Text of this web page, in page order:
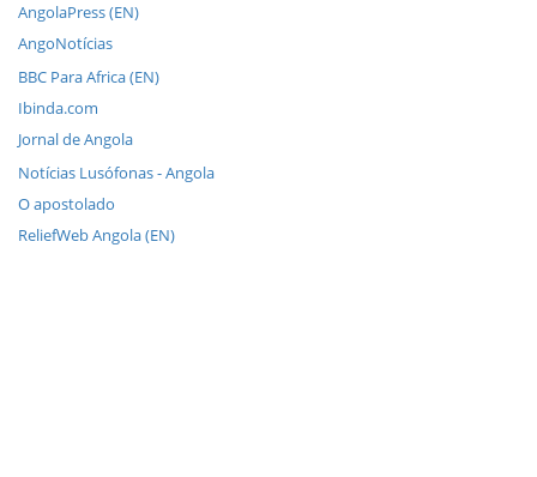
AngolaPress (EN)
AngoNotícias
BBC Para Africa (EN)
Ibinda.com
Jornal de Angola
Notícias Lusófonas - Angola
O apostolado
ReliefWeb Angola (EN)